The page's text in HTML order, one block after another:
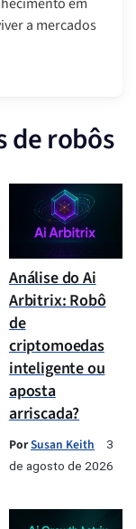
a mercados
de robôs
Análise do Ai
Arbitrix: Robô
de
criptomoedas
inteligente ou
aposta
arriscada?
PorSusan Keith
3
de agosto de 2026